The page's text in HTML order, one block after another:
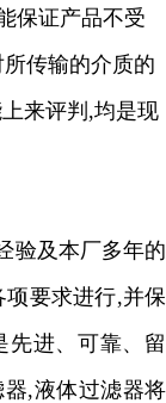
保证产品不受
传输的介质的
来评判 ,均是现
验及本厂多年的
项要求进行,并保
先进、可靠、留
器,液体过滤器将